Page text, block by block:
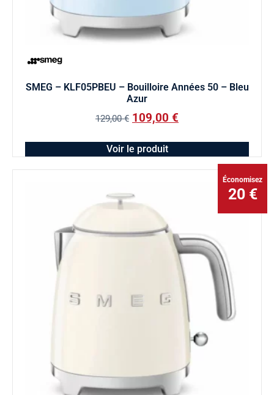
SMEG – KLF05PBEU – Bouilloire Années 50 – Bleu
Azur
129,00€ 109,00 €
Voir le produit
Économisez
20 €